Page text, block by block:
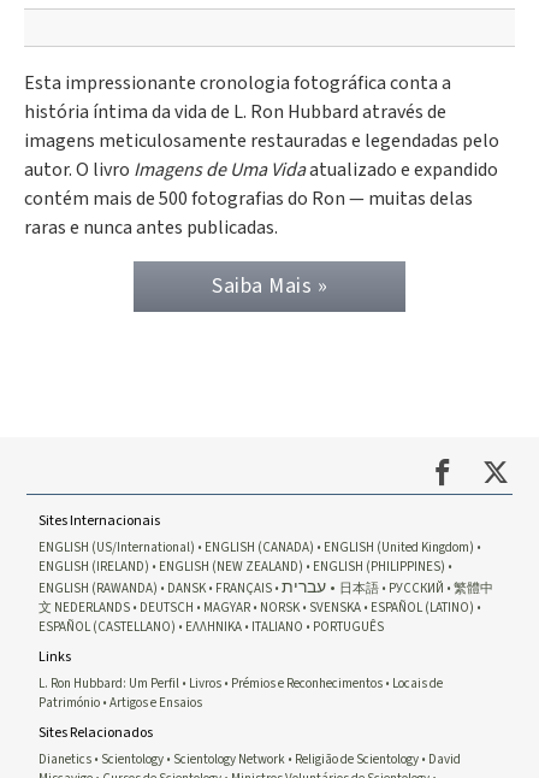
Esta impressionante cronologia fotográfica conta a
história íntima da vida de L. Ron Hubbard através de
imagens meticulosamente restauradas e legendadas pelo
autor. O livro Imagens de Uma Vidaatualizado e expandido
contém mais de 500 fotografias do Ron — muitas delas
raras e nunca antes publicadas.
Saiba Mais »
Sites Internacionais
ENGLISH (US/International) ENGLISH (CANADA)
ENGLISH (United Kingdom)
ENGLISH (IRELAND)
ENGLISH (NEW ZEALAND)
ENGLISH (PHILIPPINES)
ENGLISH (RAWANDA)
DANSK FRANÇAIS עברית 日本語 РУССКИЙ
繁體中
文 NEDERLANDS DEUTSCH MAGYAR NORSK SVENSKA ESPAÑOL (LATINO)
ESPAÑOL (CASTELLANO)
ΕΛΛΗΝΙΚA ITALIANO PORTUGUÊS
Links
L. Ron Hubbard: Um Perfil Livros Prémios e Reconhecimentos Locais de
Património Artigos e Ensaios
Sites Relacionados
Dianetics Scientology Scientology Network Religião de Scientology David